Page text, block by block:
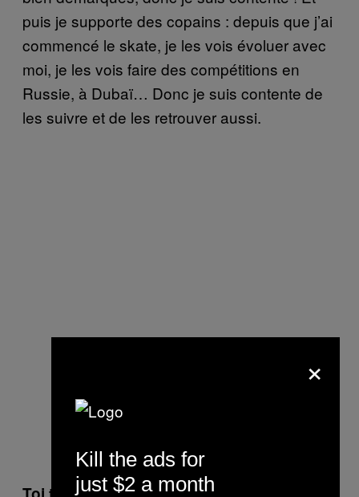
puis je supporte des copains : depuis que j’ai
commencé le skate, je les vois évoluer avec
moi, je les vois faire des compétitions en
Russie, à Dubaï… Donc je suis contente de
les suivre et de les retrouver aussi.
×
Kill the ads for
just $2 a month